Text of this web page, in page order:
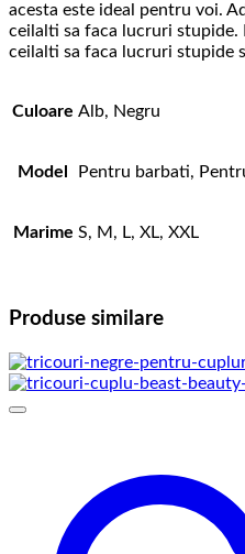
acesta este ideal pentru voi.
ceilalti sa faca lucruri stupide.
ceilalti sa faca lucruri stupide
Culoare Alb, Negru
Model Pentru barbati,
Marime S, M, L, XL, XXL
Produse similare